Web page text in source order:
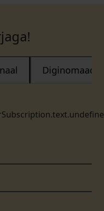
Diginomaad